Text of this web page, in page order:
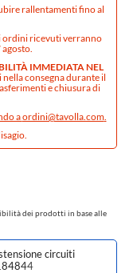
rallentamenti fino al
ordini ricevuti verranno
IMMEDIATA NEL
consegna durante il
e chiusura di
aordini@tavolla.com.
dei prodotti in base alle
circuiti